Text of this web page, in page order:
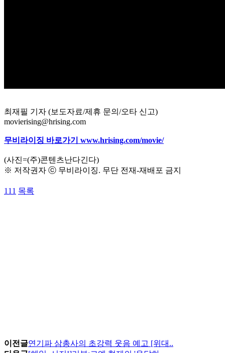
최재필 기자 (보도자료/제휴 문의/오타 신고)
movierising@hrising.com
무비라이징 바로가기 www.hrising.com/movie/
(사진=(주)콘텐츠난다긴다)
※ 저작권자 ⓒ 무비라이징. 무단 전재-재배포 금지
111 목록
이전글연기파 삼총사의 초강력 웃음 예고 [위대..